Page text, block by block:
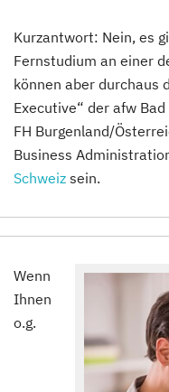
Kurzantwort: Nein, es
Fernstudium an einer
können aber durchaus
Executive“ der afw
FH Burgenland/
Business
Schweiz sein.
Wenn
Ihnen
o.g.